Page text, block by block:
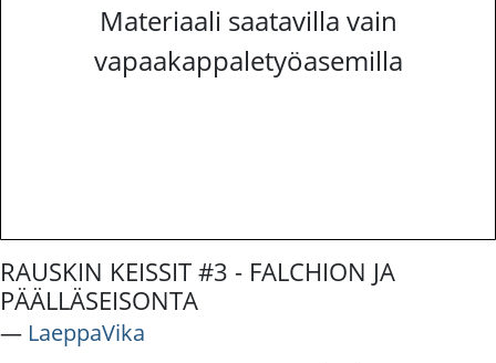
Materiaali saatavilla vain
vapaakappaletyöasemilla
RAUSKIN KEISSIT #3 - FALCHION JA
PÄÄLLÄSEISONTA
― LaeppaVika